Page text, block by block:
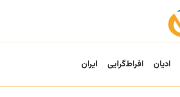
ادیان افراط‌گرایی ایران